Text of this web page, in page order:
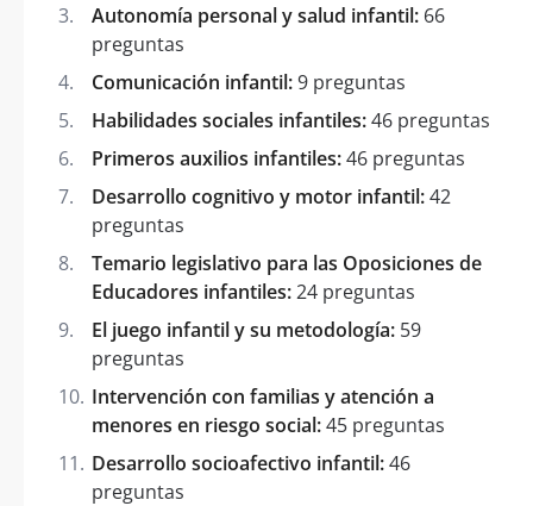
Autonomía personal y salud infantil: 66
preguntas
Comunicación infantil:9 preguntas
Habilidades sociales infantiles:46 preguntas
Primeros auxilios infantiles:46 preguntas
Desarrollo cognitivo y motor infantil:42
preguntas
Temario legislativo para las Oposiciones de
Educadores infantiles:24 preguntas
El juego infantil y su metodología: 59
preguntas
Intervención con familias y atención a
menores en riesgo social:45 preguntas
Desarrollo socioafectivo infantil:46
preguntas